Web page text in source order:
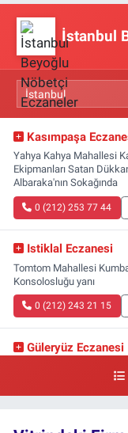
İstanbul
Kasımpaşa
Yahya Kahya Mahallesi
Ekipmanları Satan
Albaraka'nın Sokağında
0 (212) 253 77 44
Istiklal Eczanesi
Tomtom Mahallesi
Konsolosluğu yanı
0 (212) 243 21 15
Güleryüz Eczanesi
kalaycıbahçe Meydana